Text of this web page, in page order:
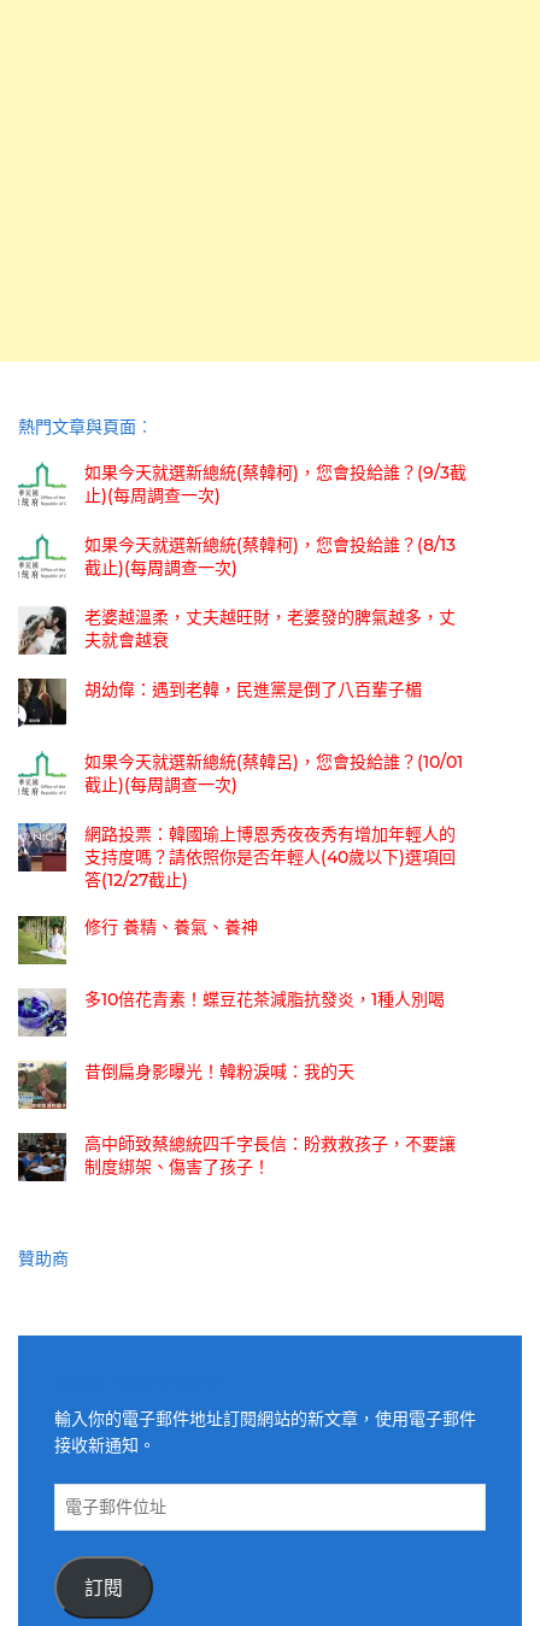
熱門文章與頁面︰
如果今天就選新總統(蔡韓柯)，您會投給誰？(9/3截
止)(每周調查一次)
如果今天就選新總統(蔡韓柯)，您會投給誰？(8/13
截止)(每周調查一次)
老婆越溫柔，丈夫越旺財，老婆發的脾氣越多，丈
夫就會越衰
胡幼偉：遇到老韓，民進黨是倒了八百輩子楣
如果今天就選新總統(蔡韓呂)，您會投給誰？(10/01
截止)(每周調查一次)
網路投票：韓國瑜上博恩秀夜夜秀有增加年輕人的
支持度嗎？請依照你是否年輕人(40歲以下)選項回
答(12/27截止)
修行 養精、養氣、養神
多10倍花青素！蝶豆花茶減脂抗發炎，1種人別喝
昔倒扁身影曝光！韓粉淚喊：我的天
高中師致蔡總統四千字長信：盼救救孩子，不要讓
制度綁架、傷害了孩子！
贊助商
輸入你的電子郵件地址訂閱網站的新文章，使用電子郵件
接收新通知。
電
件
位
訂閱